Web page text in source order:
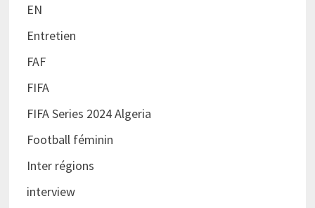
EN
Entretien
FAF
FIFA
FIFA Series 2024 Algeria
Football féminin
Inter régions
interview